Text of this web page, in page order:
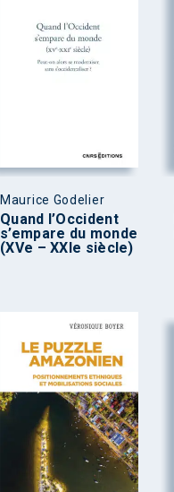
Maurice Godelier
Quand l’Occident
s’empare du monde
(XVe – XXIe siècle)